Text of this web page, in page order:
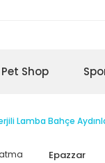
Pet Shop
Lamba Bahçe
Epazzar